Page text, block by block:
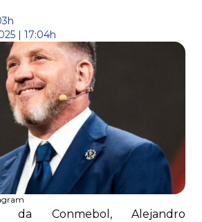
| 17:04h
da Conmebol, Alejandro